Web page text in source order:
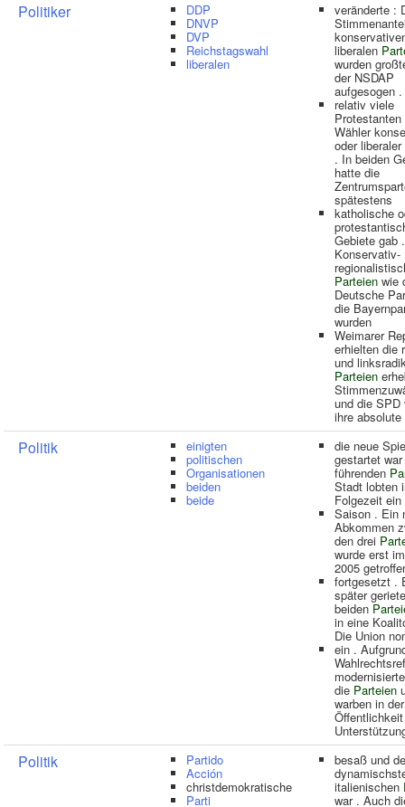
Politiker DDP
DNVP
DVP
Reichstagswahl
liberalen
veränderte :
liberalen
wurden
der NSDAP
aufgesogen
relativ viele
Protestanten
Wähler
oder liberaler
. In beiden
hatte die
spätestens
katholische
Gebiete gab .
Konservativ-
Parteien wie
Deutsche
die
wurden
Weimarer
erhielten die
und
Parteien
und die SPD
ihre absolute
Politik einigten
politischen
Organisationen
beiden
beide
die neue
gestartet
führenden
Stadt lobten
Folgezeit ein
Saison . Ein
Abkommen
den drei
wurde erst
2005
fortgesetzt .
später
beiden
in eine
Die Union
ein .
die Parteien
warben in
Politik Partido
Acción
christdemokratische
Parti
besaß und
italienischen
war . Auch